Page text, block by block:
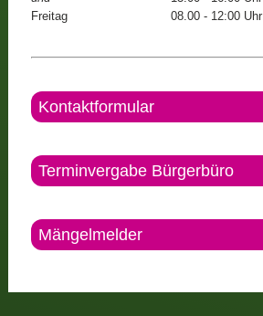
Freitag
08.00 - 12:00 Uhr
Kontaktformular
Terminvergabe Bürgerbüro
Mängelmelder